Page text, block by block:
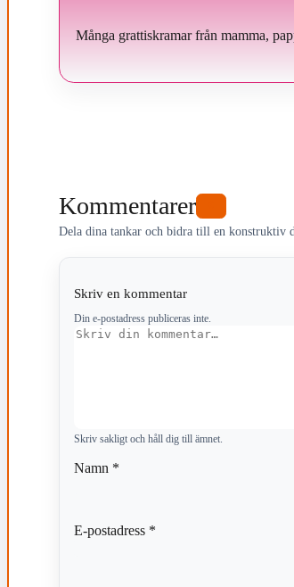
Många grattiskramar från mamma,
Kommentarer
Dela dina tankar och bidra till en konstruktiv
Skriv en kommentar
Din e-postadress publiceras inte.
Kommentar
Skriv sakligt och håll dig till ämnet.
Namn *
E-postadress *